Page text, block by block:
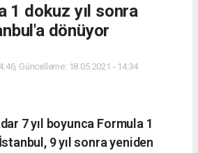
1 dokuz yıl sonra
dönüyor
Güncelleme: 18.05.2021 - 14:34
7 yıl boyunca Formula 1
9 yıl sonra yeniden